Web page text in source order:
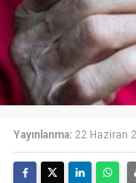
Yayınlanma: 22 Haziran